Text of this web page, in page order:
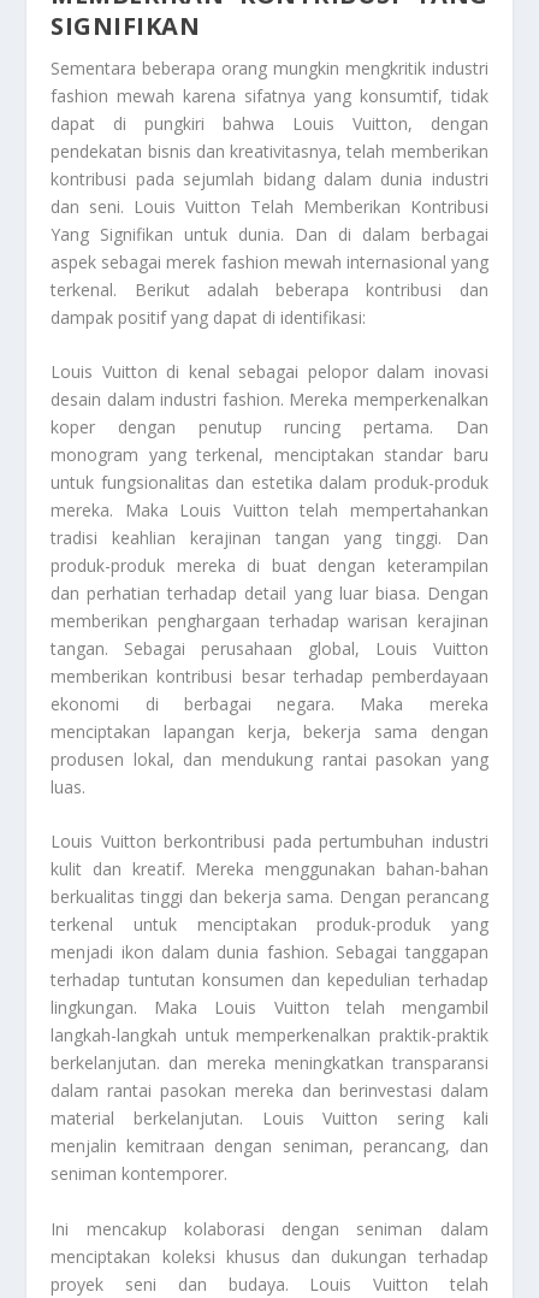
SIGNIFIKAN
Sementara beberapa orang mungkin mengkritik industri
fashion mewah karena sifatnya yang konsumtif, tidak
dapat di pungkiri bahwa Louis Vuitton, dengan
pendekatan bisnis dan kreativitasnya, telah memberikan
kontribusi pada sejumlah bidang dalam dunia industri
dan seni. Louis Vuitton Telah Memberikan Kontribusi
Yang Signifikan untuk dunia. Dan di dalam berbagai
aspek sebagai merek fashion mewah internasional yang
terkenal. Berikut adalah beberapa kontribusi dan
dampak positif yang dapat di identifikasi:
Louis Vuitton di kenal sebagai pelopor dalam inovasi
desain dalam industri fashion. Mereka memperkenalkan
koper dengan penutup runcing pertama. Dan
monogram yang terkenal, menciptakan standar baru
untuk fungsionalitas dan estetika dalam produk-produk
mereka. Maka Louis Vuitton telah mempertahankan
tradisi keahlian kerajinan tangan yang tinggi. Dan
produk-produk mereka di buat dengan keterampilan
dan perhatian terhadap detail yang luar biasa. Dengan
memberikan penghargaan terhadap warisan kerajinan
tangan. Sebagai perusahaan global, Louis Vuitton
memberikan kontribusi besar terhadap pemberdayaan
ekonomi di berbagai negara. Maka mereka
menciptakan lapangan kerja, bekerja sama dengan
produsen lokal, dan mendukung rantai pasokan yang
luas.
Louis Vuitton berkontribusi pada pertumbuhan industri
kulit dan kreatif. Mereka menggunakan bahan-bahan
berkualitas tinggi dan bekerja sama. Dengan perancang
terkenal untuk menciptakan produk-produk yang
menjadi ikon dalam dunia fashion. Sebagai tanggapan
terhadap tuntutan konsumen dan kepedulian terhadap
lingkungan. Maka Louis Vuitton telah mengambil
langkah-langkah untuk memperkenalkan praktik-praktik
berkelanjutan. dan mereka meningkatkan transparansi
dalam rantai pasokan mereka dan berinvestasi dalam
material berkelanjutan. Louis Vuitton sering kali
menjalin kemitraan dengan seniman, perancang, dan
seniman kontemporer.
Ini mencakup kolaborasi dengan seniman dalam
menciptakan koleksi khusus dan dukungan terhadap
proyek seni dan budaya. Louis Vuitton telah